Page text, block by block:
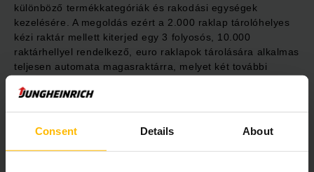
Consent Details About
különböző termékkategóriák és rakodási egységek
kezelésére. A megoldás ezért a 2.000 raklap tárolóhelyes
kézi raktár mellett kiterjed egy 3 folyosós, 10.000
raktárhellyel rendelkező, euro raklapok tárolására alkalmas
teljesen automata magasraktárra, melyet két további
mm) raklap számára. A be- és kirakodást a Jungheinrich
leányvállalatának, a Miasnak a felrakógépei végzik,
melyeket teleszkópvillákkal szerelnek fel. A 22.000
típusú darabáru felrakógépet alkalmaznak. Minden